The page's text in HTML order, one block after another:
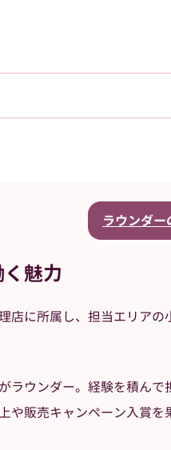
ラウンダー
魅力
に所属し、担当エリア
ウンダー。経験を積んで
販売キャンペーン入賞を